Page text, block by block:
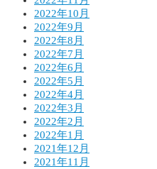
2022年10月
2022年9月
2022年8月
2022年7月
2022年6月
2022年5月
2022年4月
2022年3月
2022年2月
2022年1月
2021年12月
2021年11月